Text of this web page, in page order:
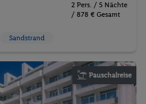
2 Pers. / 5 Nächte
/ 878 € Gesamt
Sandstrand
Pauschalreise